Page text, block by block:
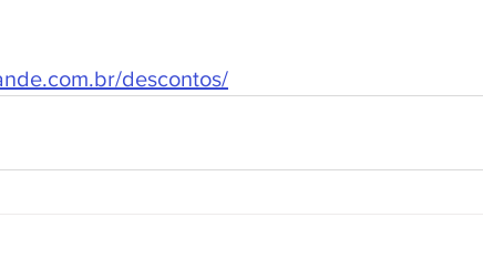
descontos/